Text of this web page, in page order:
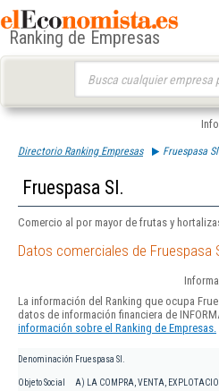
Ranking de Empresas
Directorio Ranking Empresas Fruespasa
Fruespasa Sl.
Comercio al por mayor de frutas y
Datos comerciales de Fruespasa
La información del Ranking que ocupa
datos de información financiera de
información sobre el Ranking de Empresas.
Denominación Fruespasa Sl.
Objeto Social
A) LA COMPRA, VENTA,